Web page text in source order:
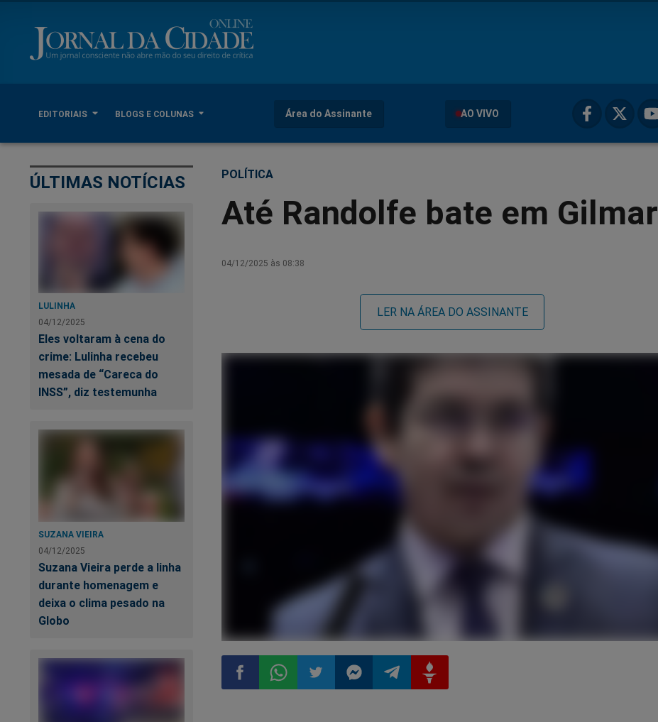
EDITORIAIS BLOGS E COLUNAS Área do Assinante AO VIVO
ÚLTIMAS NOTÍCIAS
LULINHA
04/12/2025
Eles voltaram à cena do
crime: Lulinha recebeu
mesada de “Careca do
INSS”, diz testemunha
SUZANA VIEIRA
04/12/2025
Suzana Vieira perde a linha
durante homenagem e
deixa o clima pesado na
Globo
POLÍTICA
Até Randolfe bate em Gilmar
04/12/2025 às 08:38
LER NA ÁREA DO ASSINANTE